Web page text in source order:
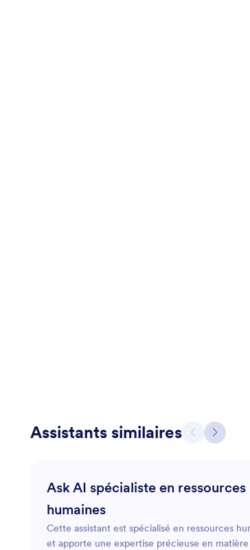
Assistants similaires
Ask AI spécialiste en ressources
humaines
Cette assistant est spécialisé en ressources
et apporte une expertise précieuse en